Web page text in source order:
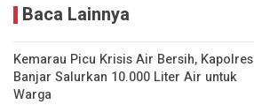
Baca Lainnya
Kemarau Picu Krisis Air Bersih, Kapolres
Banjar Salurkan 10.000 Liter Air untuk
Warga